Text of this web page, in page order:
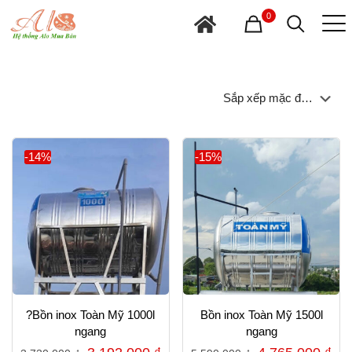
0
-14%
?Bồn inox Toàn Mỹ 1000l
ngang
-15%
Bồn inox Toàn Mỹ 1500l
ngang